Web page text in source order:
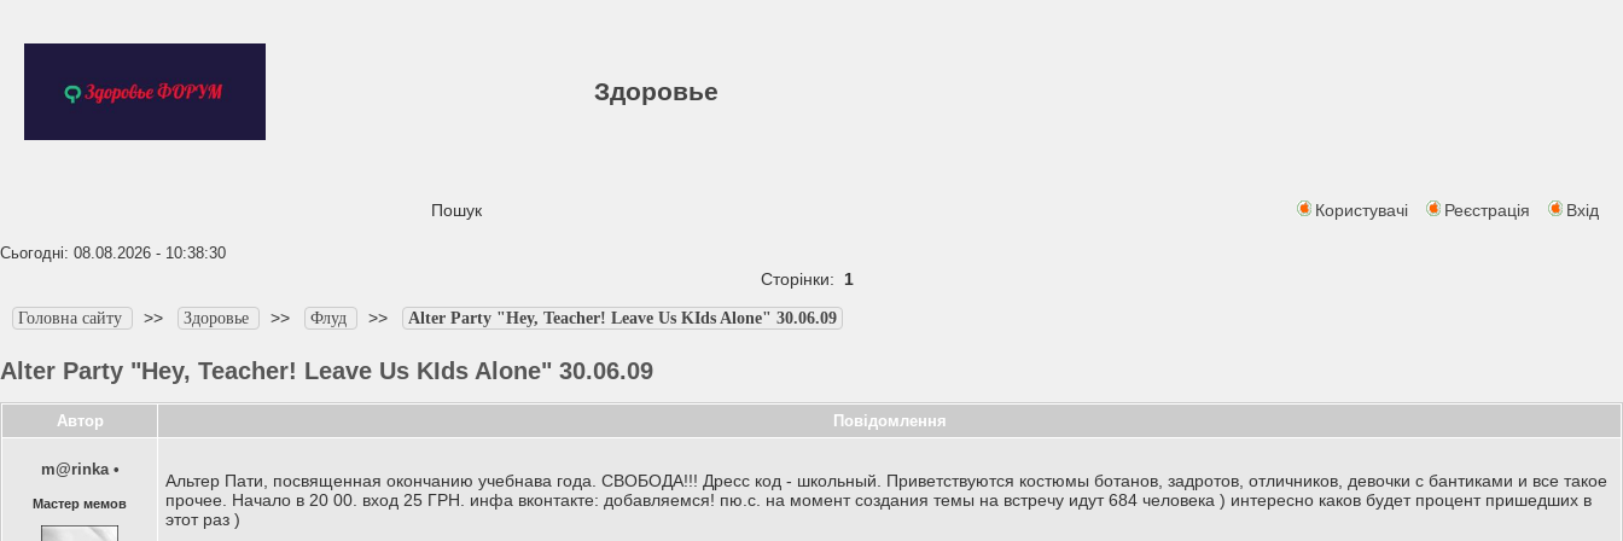
Здоровье
Пошук Користувачі Реєстрація Вхід
Сьогодні: 08.08.2026 - 10:38:30
Сторінки: 1
Головна сайту >> Здоровье >> Флуд >> Alter Party "Hey, Teacher! Leave Us KIds Alone" 30.06.09
Alter Party "Hey, Teacher! Leave Us KIds Alone" 30.06.09
Автор Повідомлення
m@rinka •
Мастер мемов
Альтер Пати, посвященная окончанию учебнава года. СВОБОДА!!! Дресс код - школьный. Приветствуются костюмы ботанов, задротов, отличников, девочки с бантиками и все такое
прочее. Начало в 20 00. вход 25 ГРН. инфа вконтакте: добавляемся! пю.с. на момент создания темы на встречу идут 684 человека ) интересно каков будет процент пришедших в
этот раз )